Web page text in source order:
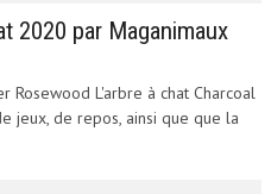
2020 par Maganimaux
Rosewood L'arbre à chat Charcoal
jeux, de repos, ainsi que que la